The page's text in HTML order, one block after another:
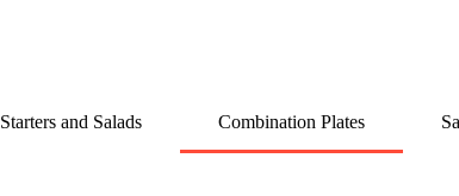
Starters and Salads Combination Plates